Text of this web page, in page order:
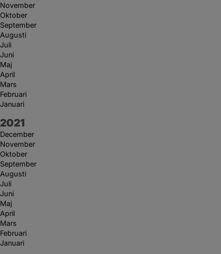
November
Oktober
September
Augusti
Juli
Juni
Maj
April
Mars
Februari
Januari
År:
2021
December
November
Oktober
September
Augusti
Juli
Juni
Maj
April
Mars
Februari
Januari